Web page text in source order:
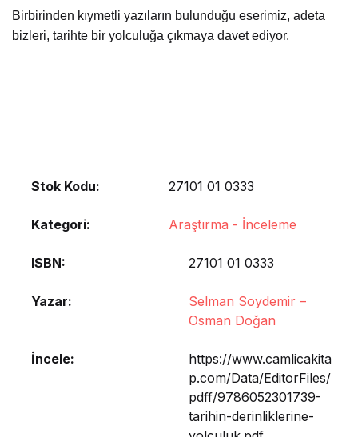
Birbirinden kıymetli yazıların bulunduğu eserimiz, adeta
bizleri, tarihte bir yolculuğa çıkmaya davet ediyor.
Stok Kodu: 27101 01 0333
Kategori: Araştırma - İnceleme
ISBN 27101 01 0333
Yazar
Selman Soydemir –
Osman Doğan
İncele
https://www.camlicakita
p.com/Data/EditorFiles/
pdff/9786052301739-
tarihin-derinliklerine-